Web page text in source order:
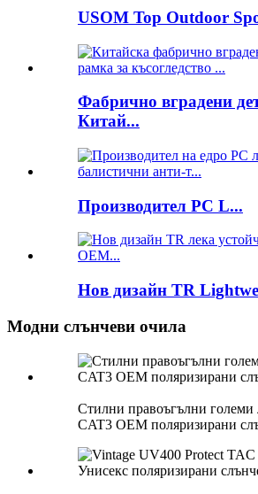
USOM Top Outdoor
Фабрично вградени
Китай...
Производител PC L...
Нов дизайн TR
Модни слънчеви очила
Стилни правоъгълни
CAT3 OEM поляризирани